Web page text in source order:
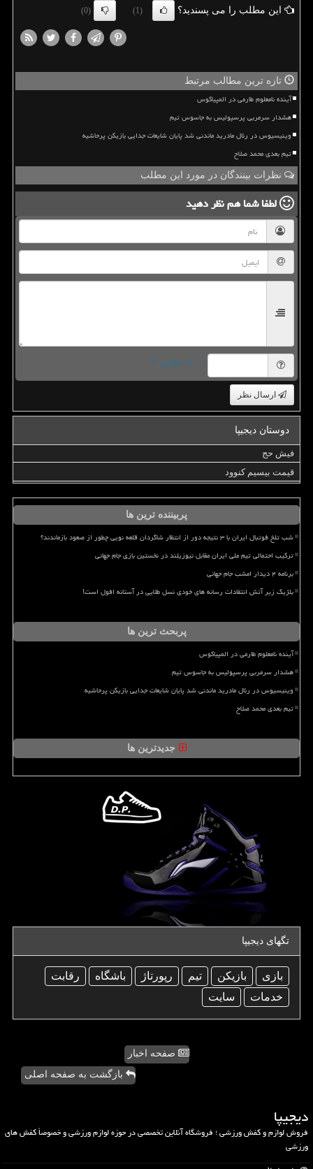
این مطلب را می پسندید؟ (1)
(0)
تازه ترین مطالب مرتبط
آینده نامعلوم طارمی در المپیاکوس
هشدار سرمربی پرسپولیس به جاسوس تیم
وینیسیوس در رئال مادرید ماندنی شد پایان شایعات جدایی بازیکن پرحاشیه
تیم بعدی محمد صلاح
نظرات بینندگان در مورد این مطلب
لطفا شما همنظر دهید
= ۸ بعلاوه ۴
ارسال نظر
دوستان دیجیپا
فیش حج
قیمت بیسیم کنوود
پربیننده ترین ها
شب تلخ فوتبال ایران با ۳ نتیجه دور از انتظار شاگردان قلعه نویی چطور از صعود بازماندند؟
ترکیب احتمالی تیم ملی ایران مقابل نیوزیلند در نخستین بازی جام جهانی
برنامه ۴ دیدار امشب جام جهانی
بلژیک زیر آتش انتقادات رسانه های خودی نسل طلایی در آستانه افول است!
پربحث ترین ها
آینده نامعلوم طارمی در المپیاکوس
هشدار سرمربی پرسپولیس به جاسوس تیم
وینیسیوس در رئال مادرید ماندنی شد پایان شایعات جدایی بازیکن پرحاشیه
تیم بعدی محمد صلاح
جدیدترین ها
تگهای دیجیپا
بازی بازیكن تیم رپورتاژ باشگاه
رقابت
خدمات
سایت
صفحه اخبار
بازگشت به صفحه اصلی
دیجیپا
فروش لوازم و کفش ورزشی ؛ فروشگاه آنلاین تخصصی در حوزه لوازم ورزشی و خصوصاً کفش های
ورزشی